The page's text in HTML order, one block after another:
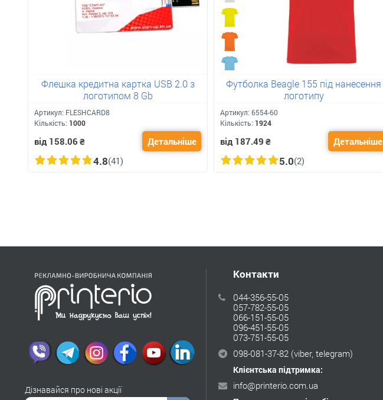
Флешка кредитна картка USB 2.0 з
логотипом 8 Gb
Артикул: FLESHCARD8
Кількість: 1000
від 158.06 ₴ Детальніше
4.8(41)
Футболка Beagle 155 під нанесення
логотипу
Артикул: 6554-60
Кількість: 1924
від 187.49 ₴ Детальніше
5.0(2)
Дізнавайся про нові акції
Контакти
044-356-55-05
057-782-55-05
066-151-55-05
096-451-55-05
073-751-55-05
098-081-37-82(viber, telegram)
Клієнтська підтримка:
info@printerio.com.ua